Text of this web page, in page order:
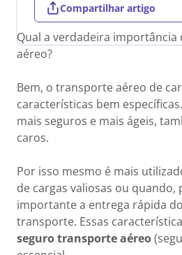
Qual a verdadeira
aéreo?
Bem, o transporte aéreo de
características bem
mais seguros e mais ágeis,
caros.
Por isso mesmo é mais
de cargas valiosas ou quando,
importante a entrega rápida
transporte. Essas
seguro transporte aéreo
Compartilhar artigo